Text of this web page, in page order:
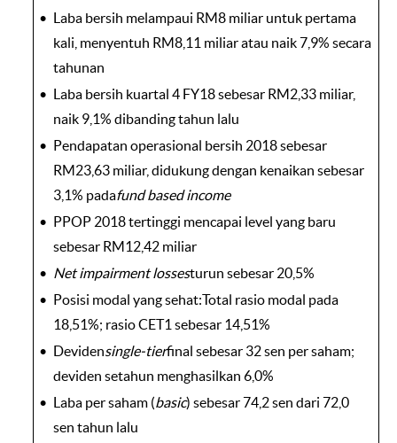
Laba bersih melampaui RM8 miliar untuk pertama
kali, menyentuh RM8,11 miliar atau naik 7,9% secara
tahunan
Laba bersih kuartal 4 FY18 sebesar RM2,33 miliar,
naik 9,1% dibanding tahun lalu
Pendapatan operasional bersih 2018 sebesar
RM23,63 miliar, didukung dengan kenaikan sebesar
3,1% padafund based income
PPOP 2018 tertinggi mencapai level yang baru
sebesar RM12,42 miliar
Net impairment lossesturun sebesar 20,5%
Posisi modal yang sehat:Total rasio modal pada
18,51%; rasio CET1 sebesar 14,51%
Devidensingle-tierfinal sebesar 32 sen per saham;
deviden setahun menghasilkan 6,0%
Laba per saham (basic) sebesar 74,2 sen dari 72,0
sen tahun lalu